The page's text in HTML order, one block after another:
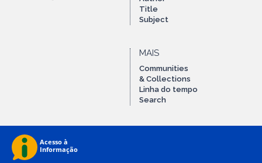
Title
Subject
MAIS
Communities
& Collections
Linha do tempo
Search